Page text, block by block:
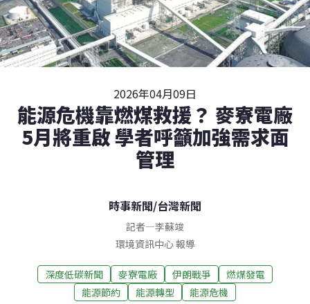
2026年04月09日
能源危機靠燃煤救援？ 麥寮電廠
5月將重啟 學者呼籲加強需求面
管理
時事新聞/台灣新聞
記者—李蘇竣
環境資訊中心 報導
深度低碳新聞 麥寮電廠 伊朗戰爭
燃煤發電
能源節約
能源轉型 能源危機